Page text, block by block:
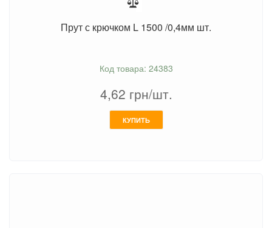
Прут с крючком L 1500 /0,4мм шт.
Код товара: 24383
4,62 грн/шт.
КУПИТЬ